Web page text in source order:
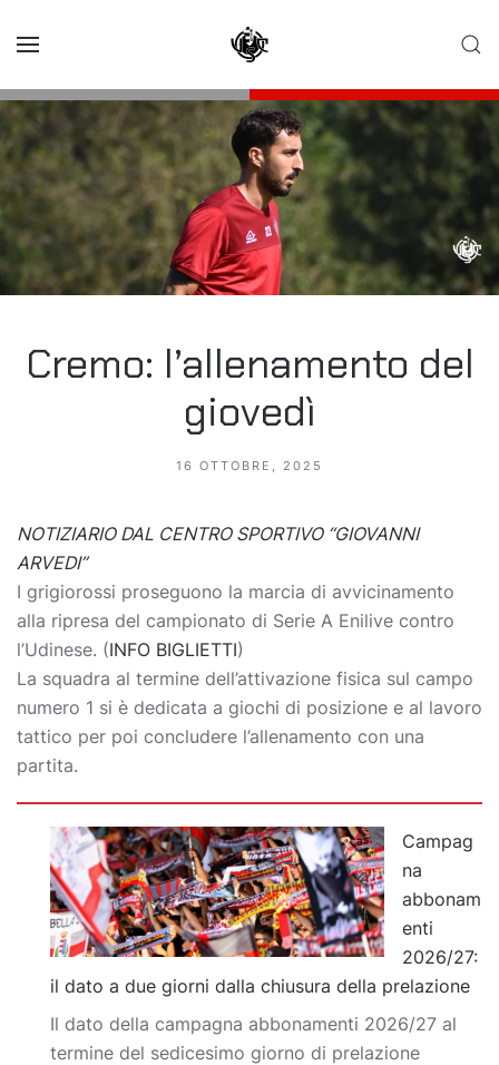
Cremo: l’allenamento del
giovedì
16 OTTOBRE, 2025
NOTIZIARIO DAL CENTRO SPORTIVO “GIOVANNI
ARVEDI”
I grigiorossi proseguono la marcia di avvicinamento
alla ripresa del campionato di Serie A Enilive contro
l’Udinese. (INFO BIGLIETTI)
La squadra al termine dell’attivazione fisica sul campo
numero 1 si è dedicata a giochi di posizione e al lavoro
tattico per poi concludere l’allenamento con una
partita.
Campag
na
abbonam
enti
2026/27:
il dato a due giorni dalla chiusura della prelazione
Il dato della campagna abbonamenti 2026/27 al
termine del sedicesimo giorno di prelazione